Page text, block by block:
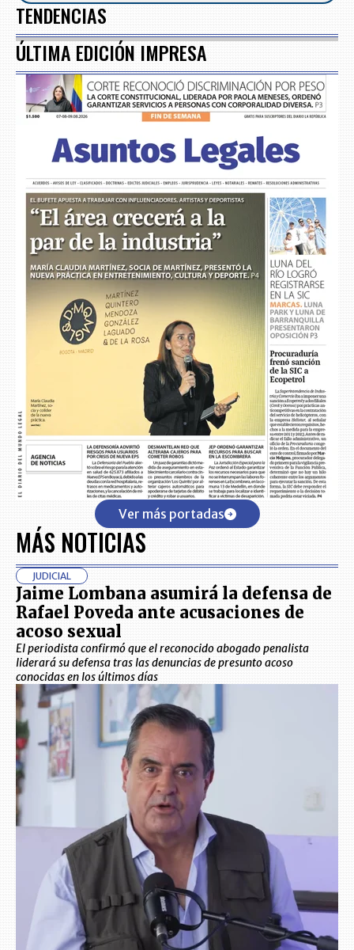
TENDENCIAS
ÚLTIMA EDICIÓN IMPRESA
Ver más portadas
MÁS NOTICIAS
JUDICIAL
Jaime Lombana asumirá la defensa de
Rafael Poveda ante acusaciones de
acoso sexual
El periodista confirmó que el reconocido abogado penalista
liderará su defensa tras las denuncias de presunto acoso
conocidas en los últimos días